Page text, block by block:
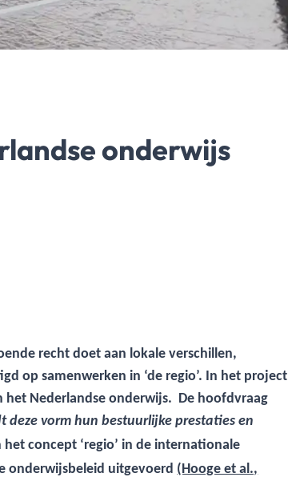
onderwijs
recht doet aan lokale verschillen,
op samenwerken in ‘de regio’. In het project
het Nederlandse onderwijs. De hoofdvraag
vorm hun bestuurlijke prestaties en
concept ‘regio’ in de internationale
onderwijsbeleid uitgevoerd (Hooge et al.,